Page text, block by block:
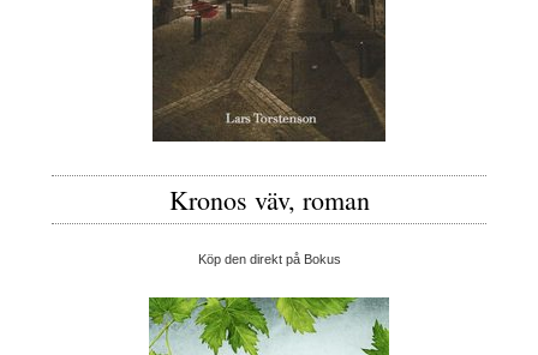
Kronos väv, roman
Köp den direkt på Bokus